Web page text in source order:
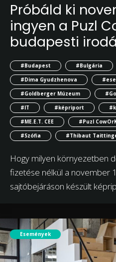
Próbáld ki
ingyen a Puzl
budapesti
#Budapest #Bulgária
#Dima Gyudzhenova
#Goldberger Múzeum
#IT
#képriport
#ME.E.T. CEE
#Puzl
#Szófia
#Thibaut
Hogy milyen környezetben
fizetése nélkül a november
sajtóbejáráson készült
Események